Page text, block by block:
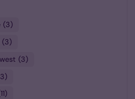
3
3
3
3
11